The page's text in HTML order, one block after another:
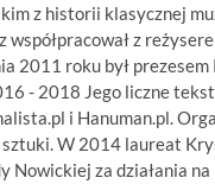
z historii klasycznej
współpracował z
2011 roku był
- 2018 Jego liczne
i Hanuman.pl.
W 2014 laureat
Nowickiej za działania